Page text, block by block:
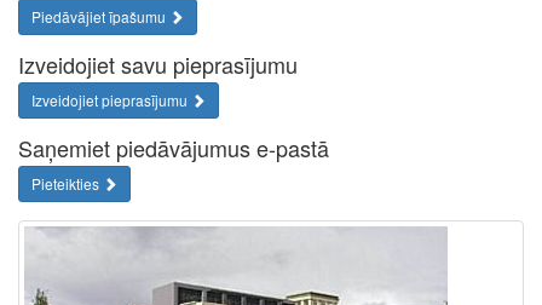
Piedāvājiet īpašumu
Izveidojiet savu pieprasījumu
Izveidojiet pieprasījumu
Saņemiet piedāvājumus e-pastā
Pieteikties